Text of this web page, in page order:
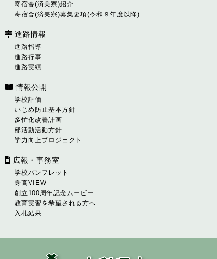
寄宿舎(済美寮)紹介
寄宿舎(済美寮)募集要項(令和８年度以降)
進路情報
進路指導
進路行事
進路実績
情報公開
学校評価
いじめ防止基本方針
多忙化改善計画
部活動活動方針
学力向上プロジェクト
広報・事務室
学校パンフレット
身高VIEW
創立100周年記念ムービー
教育実習を希望される方へ
入札結果